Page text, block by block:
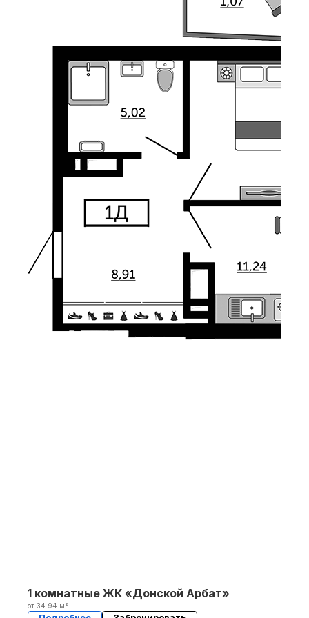
1 комнатные ЖК «Донской Арбат»
от 34.94 м²
2 кв. 2025